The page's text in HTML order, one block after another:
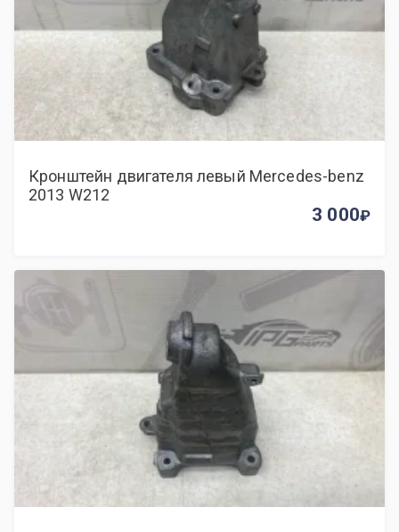
Кронштейн двигателя левый Mercedes-benz
2013 W212
3 000